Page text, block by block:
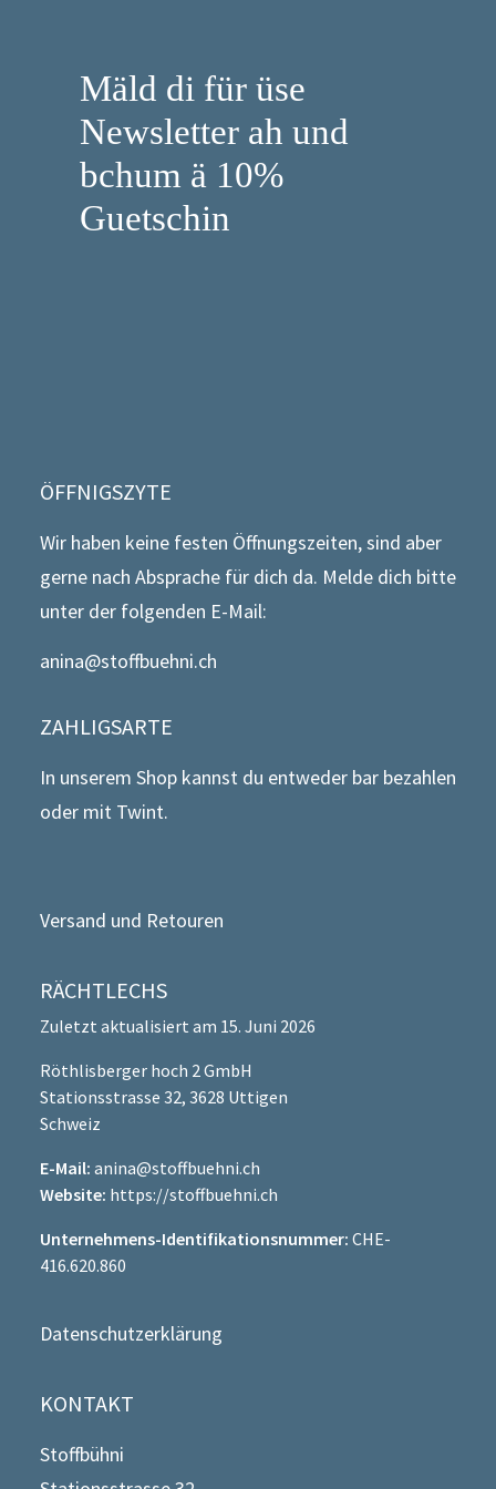
Mäld di für üse
Newsletter ah und
bchum ä 10%
Guetschin
ÖFFNIGSZYTE
Wir haben keine festen Öffnungszeiten, sind aber
gerne nach Absprache für dich da. Melde dich bitte
unter der folgenden E-Mail:
anina@stoffbuehni.ch
ZAHLIGSARTE
In unserem Shop kannst du entweder bar bezahlen
oder mit Twint.
Versand und Retouren
RÄCHTLECHS
Zuletzt aktualisiert am 15. Juni 2026
Röthlisberger hoch 2 GmbH
Stationsstrasse 32, 3628 Uttigen
Schweiz
E-Mail: anina@stoffbuehni.ch
Website: https://stoffbuehni.ch
Unternehmens-Identifikationsnummer: CHE-
416.620.860
Datenschutzerklärung
KONTAKT
Stoffbühni